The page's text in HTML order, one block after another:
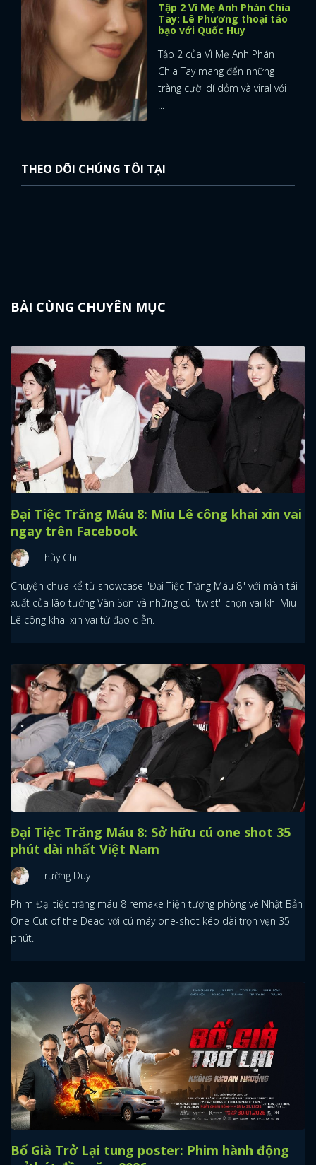
Tập 2 Vì Mẹ Anh Phán Chia
Tay: Lê Phương thoại táo
bạo với Quốc Huy
Tập 2 của Vì Mẹ Anh Phán
Chia Tay mang đến những
tràng cười dí dỏm và viral với
...
THEO DÕI CHÚNG TÔI TẠI
BÀI CÙNG CHUYÊN MỤC
Đại Tiệc Trăng Máu 8: Miu Lê công khai xin vai
ngay trên Facebook
Thùy Chi
Chuyện chưa kể từ showcase "Đại Tiệc Trăng Máu 8" với màn tái
xuất của lão tướng Vân Sơn và những cú "twist" chọn vai khi Miu
Lê công khai xin vai từ đạo diễn.
Đại Tiệc Trăng Máu 8: Sở hữu cú one shot 35
phút dài nhất Việt Nam
Trường Duy
Phim Đại tiệc trăng máu 8 remake hiện tượng phòng vé Nhật Bản
One Cut of the Dead với cú máy one-shot kéo dài trọn vẹn 35
phút.
Bố Già Trở Lại tung poster: Phim hành động